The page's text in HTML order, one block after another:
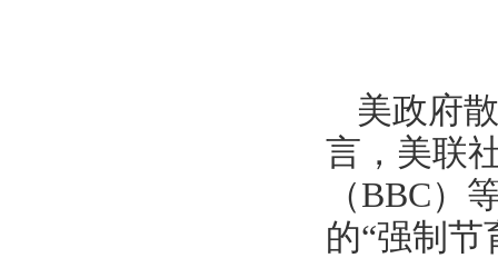
美政府
言，美联
（BBC）
的“强制节